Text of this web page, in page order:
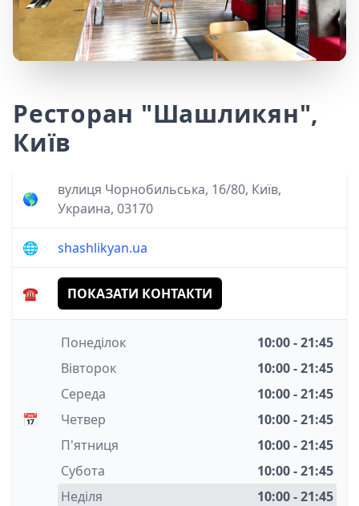
Ресторан "Шашликян",
Київ
🌎
вулиця Чорнобильська, 16/80, Київ,
Украина, 03170
🌐 shashlikyan.ua
☎️ ПОКАЗАТИ КОНТАКТИ
📅
Понеділок
10:00 - 21:45
Вівторок
10:00 - 21:45
Середа
10:00 - 21:45
Четвер
10:00 - 21:45
П'ятниця
10:00 - 21:45
Субота
10:00 - 21:45
Неділя
10:00 - 21:45